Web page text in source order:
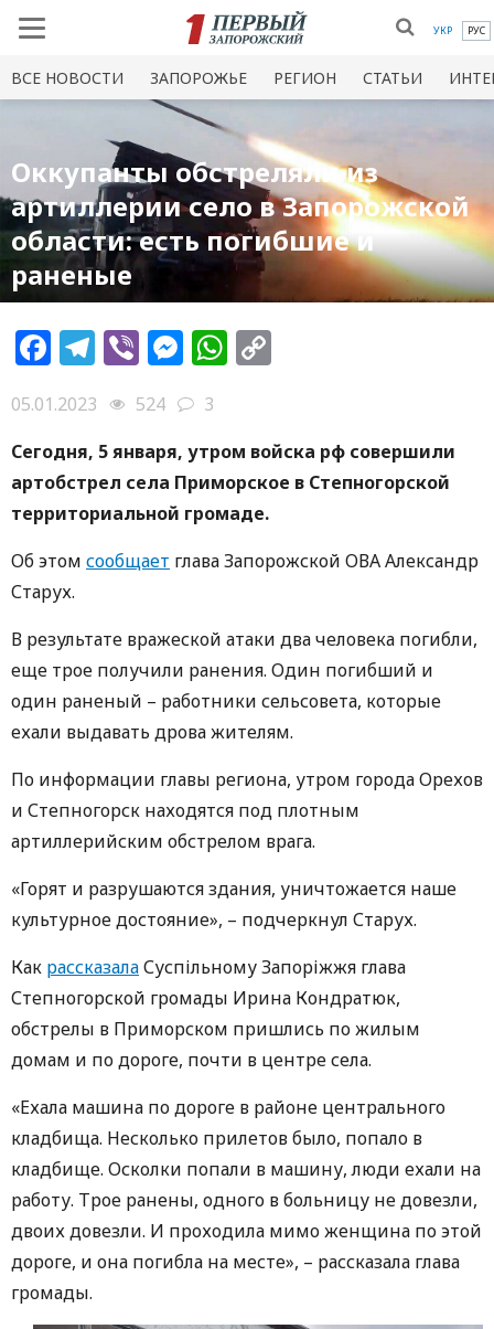
УКР РУС
ВСЕ НОВОСТИ ЗАПОРОЖЬЕ РЕГИОН СТАТЬИ
Оккупанты обстреляли из
артиллерии село в Запорожской
области: есть погибшие и
раненые
Facebook
Telegram
ViberMessenger
WhatsApp
05.01.2023 524
3
Сегодня, 5 января, утром войска рф совершили
артобстрел села Приморское в Степногорской
территориальной громаде.
Об этом сообщает глава Запорожской ОВА Александр
Старух.
В результате вражеской атаки два человека погибли,
еще трое получили ранения. Один погибший и
один раненый – работники сельсовета, которые
ехали выдавать дрова жителям.
По информации главы региона, утром города Орехов
и Степногорск находятся под плотным
артиллерийским обстрелом врага.
«Горят и разрушаются здания, уничтожается наше
культурное достояние», – подчеркнул Старух.
Как рассказалаСуспільному Запоріжжя глава
Степногорской громады Ирина Кондратюк,
обстрелы в Приморском пришлись по жилым
домам и по дороге, почти в центре села.
«Ехала машина по дороге в районе центрального
кладбища. Несколько прилетов было, попало в
кладбище. Осколки попали в машину, люди ехали на
работу. Трое ранены, одного в больницу не довезли,
двоих довезли. И проходила мимо женщина по этой
дороге, и она погибла на месте», – рассказала глава
громады.